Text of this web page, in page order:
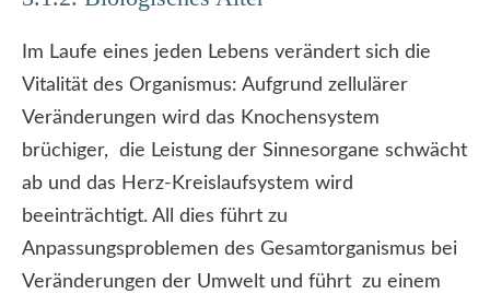
Im Laufe eines jeden Lebens verändert sich die
Vitalität des Organismus: Aufgrund zellulärer
Veränderungen wird das Knochensystem
brüchiger, die Leistung der Sinnesorgane schwächt
ab und das Herz-Kreislaufsystem wird
beeinträchtigt. All dies führt zu
Anpassungsproblemen des Gesamtorganismus bei
Veränderungen der Umwelt und führt zu einem